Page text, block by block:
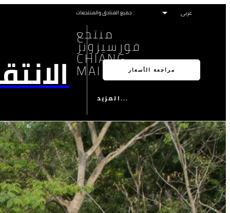
جميع الفنادق والمنتجعات
منتجع
فورسيزونز
CHIANG
MAI
المزيد...
مراجعة الأسعار